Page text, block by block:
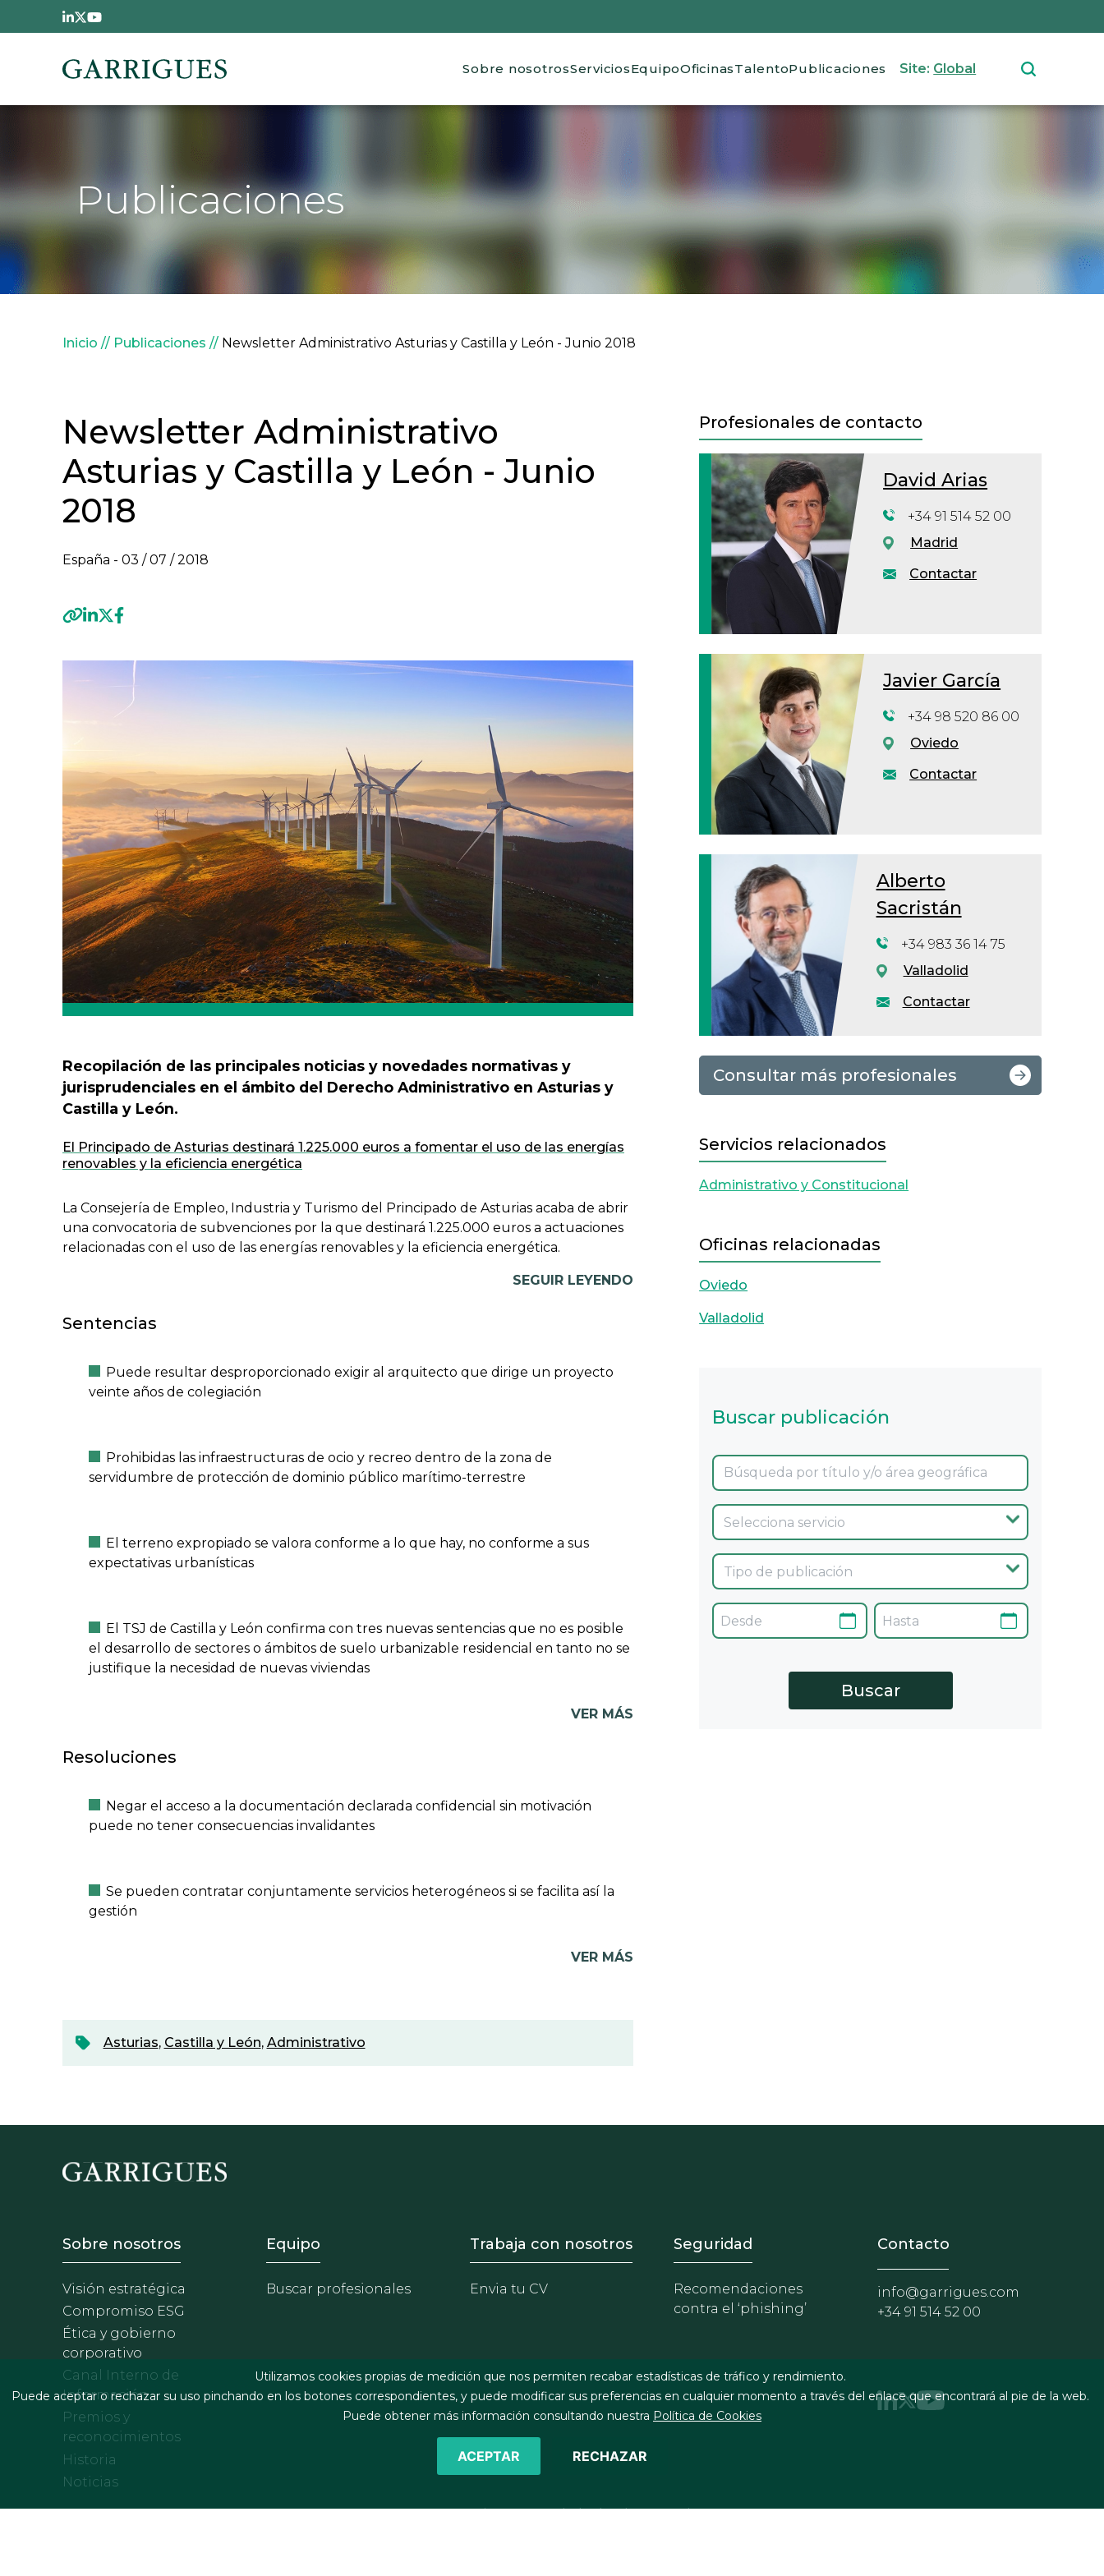
Pasar al contenido principal
Main navigation
Sobre nosotrosServiciosEquipoOficinasTalentoPublicaciones Site: Global
Publicaciones
Sobrescribir enlaces de ayuda a la navegación
Inicio Publicaciones Newsletter Administrativo Asturias y Castilla y León - Junio 2018
Newsletter Administrativo
Asturias y Castilla y León - Junio
2018
España - 03 / 07 / 2018
Recopilación de las principales noticias y novedades normativas y
jurisprudenciales en el ámbito del Derecho Administrativo en Asturias y
Castilla y León.
El Principado de Asturias destinará 1.225.000 euros a fomentar el uso de las energías
renovables y la eficiencia energética
La Consejería de Empleo, Industria y Turismo del Principado de Asturias acaba de abrir
una convocatoria de subvenciones por la que destinará 1.225.000 euros a actuaciones
relacionadas con el uso de las energías renovables y la eficiencia energética.
SEGUIR LEYENDO
Sentencias
Puede resultar desproporcionado exigir al arquitecto que dirige un proyecto
veinte años de colegiación
Prohibidas las infraestructuras de ocio y recreo dentro de la zona de
servidumbre de protección de dominio público marítimo-terrestre
El terreno expropiado se valora conforme a lo que hay, no conforme a sus
expectativas urbanísticas
El TSJ de Castilla y León confirma con tres nuevas sentencias que no es posible
el desarrollo de sectores o ámbitos de suelo urbanizable residencial en tanto no se
justifique la necesidad de nuevas viviendas
VER MÁS
Resoluciones
Negar el acceso a la documentación declarada confidencial sin motivación
puede no tener consecuencias invalidantes
Se pueden contratar conjuntamente servicios heterogéneos si se facilita así la
gestión
VER MÁS
Asturias, Castilla y León, Administrativo
Profesionales de contacto
David Arias
Contactar
+34 91 514 52 00
Madrid
Javier García
Contactar
+34 98 520 86 00
Oviedo
Alberto
Sacristán
Contactar
+34 983 36 14 75
Valladolid
Consultar más profesionales
Servicios relacionados
Administrativo y Constitucional
Oficinas relacionadas
Oviedo
Valladolid
Buscar publicación
Footer - Sobre Nosotros
Sobre nosotros
Visión estratégica
Compromiso ESG
Ética y gobierno
corporativo
Canal Interno de
Información
Premios y
reconocimientos
Historia
Noticias
Footer - Equipo
Equipo
Buscar profesionales
Footer - Trabaja con nosotros
Trabaja con nosotros
Envia tu CV
Footer - Extranet y herramientas
Seguridad
Recomendaciones
contra el ‘phishing’
Contacto
info@garrigues.com
+34 91 514 52 00
©2026 J&A Garrigues, S.L.P. Todos los derechos reservados
Utilizamos cookies propias de medición que nos permiten recabar estadísticas de tráfico y rendimiento.
Puede aceptar o rechazar su uso pinchando en los botones correspondientes, y puede modificar sus preferencias en cualquier momento a través del enlace que encontrará al pie de la web.
Puede obtener más información consultando nuestra Política de Cookies
ACEPTAR RECHAZAR